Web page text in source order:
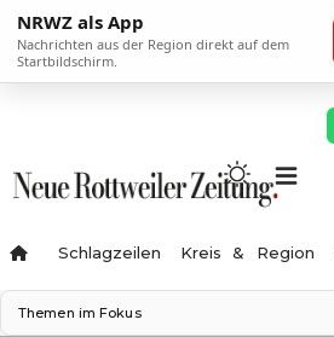
NRWZ als App
Nachrichten aus der Region direkt auf dem
Startbildschirm.
Schlagzeilen Kreis & Region
Themen im Fokus